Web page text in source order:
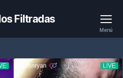
Filtradas
Menú